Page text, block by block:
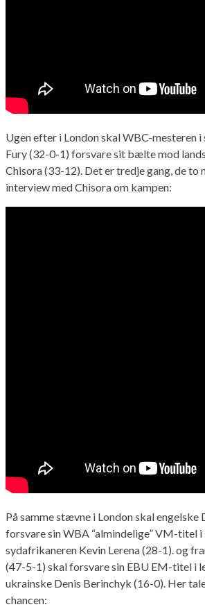
Ugen efter i London skal WBC-mesteren
Fury (32-0-1) forsvare sit bælte mod
Chisora (33-12). Det er tredje gang, de to
interview med Chisora om kampen:
På samme stævne i London skal engelske
forsvare sin WBA “almindelige” VM-
sydafrikaneren Kevin Lerena (28-1). og
(47-5-1) skal forsvare sin EBU EM-titel i
ukrainske Denis Berinchyk (16-0). Her
chancen: